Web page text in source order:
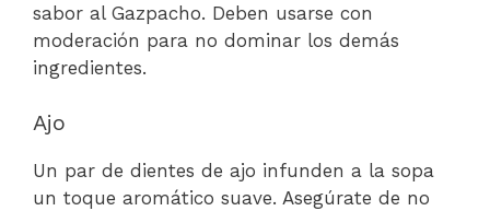
sabor al Gazpacho. Deben usarse con
moderación para no dominar los demás
ingredientes.
Ajo
Un par de dientes de ajo infunden a la sopa
un toque aromático suave. Asegúrate de no